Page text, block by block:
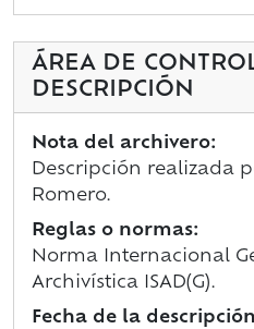
ÁREA DE
DESCRIPCIÓN
Nota del archivero:
Descripción realizada
Romero.
Reglas o normas:
Norma Internacional
Archivística ISAD(G).
Fecha de la